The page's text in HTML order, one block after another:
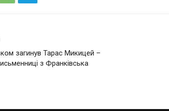
загинув Тарас Микицей –
з Франківська